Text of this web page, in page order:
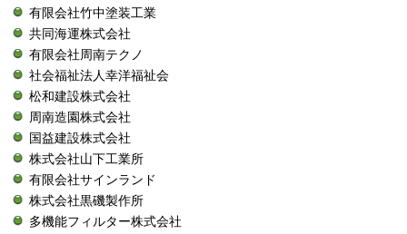
有限会社竹中塗装工業
共同海運株式会社
有限会社周南テクノ
社会福祉法人幸洋福祉会
松和建設株式会社
周南造園株式会社
国益建設株式会社
株式会社山下工業所
有限会社サインランド
株式会社黒磯製作所
多機能フィルター株式会社